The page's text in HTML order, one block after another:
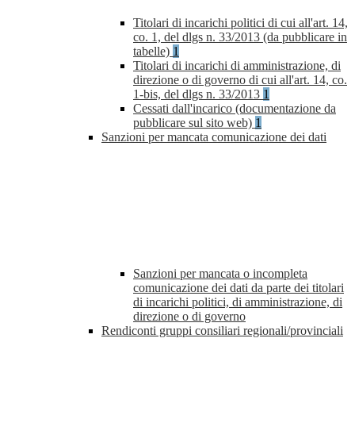
Titolari di incarichi politici di cui all'art. 14,
co. 1, del dlgs n. 33/2013 (da pubblicare in
tabelle) 1
Titolari di incarichi di amministrazione, di
direzione o di governo di cui all'art. 14, co.
1-bis, del dlgs n. 33/2013 1
Cessati dall'incarico (documentazione da
pubblicare sul sito web) 1
Sanzioni per mancata comunicazione dei dati
Sanzioni per mancata o incompleta
comunicazione dei dati da parte dei titolari
di incarichi politici, di amministrazione, di
direzione o di governo
Rendiconti gruppi consiliari regionali/provinciali